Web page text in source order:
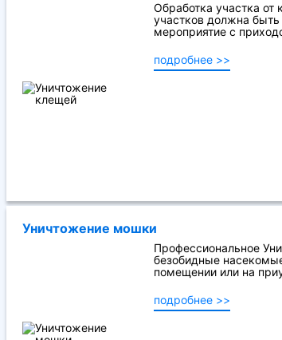
Обработка участка
участков должна
мероприятие с
подробнее >>
Уничтожение мошки
Профессиональное
безобидные
помещении или на
подробнее >>